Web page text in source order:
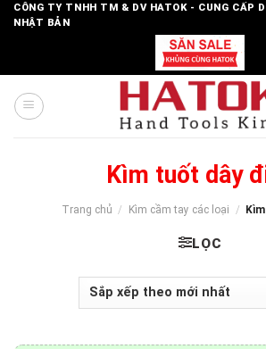
SkipCÔNG TY TNHH TM & DV HATOK - CUNG CẤP
NHẬT BẢN
Kìm tuốt dây
Trang chủ / Kìm cầm tay các loại /
LỌC